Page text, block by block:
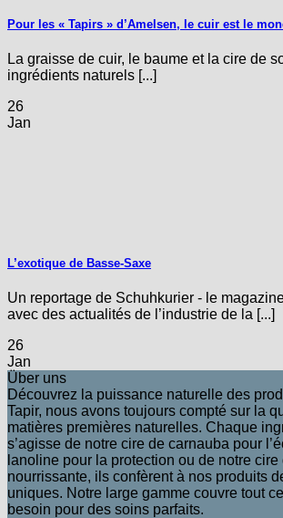
Pour les « Tapirs » d’Amelsen, le cuir est le
La graisse de cuir, le baume et la cire de
ingrédients naturels [...]
26
Jan
L’exotique de Basse-Saxe
Un reportage de Schuhkurier - le
avec des actualités de l’industrie de la [...]
26
Jan
Über uns
Découvrez la puissance naturelle des
Tapir, nous avons toujours compté sur la
matières premières naturelles. Chaque
s’agisse de notre cire de carnauba pour
lanoline pour la protection ou de notre cire
nourrissante, ils confèrent à nos produits
uniques. Notre large gamme couvre tout
besoin pour des soins parfaits.